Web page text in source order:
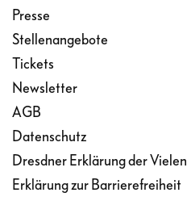
Presse
Stellenangebote
Tickets
Newsletter
AGB
Datenschutz
Dresdner Erklärung der Vielen
Erklärung zur Barrierefreiheit